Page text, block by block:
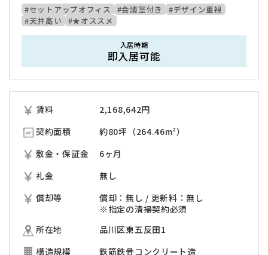
#セットアップオフィス #会議室付き
#デザイン重視
#天井高い
#★オススメ
入居時期
即入居可能
賃料 2,168,642円
契約面積
約80坪（264.46m²）
敷金・保証金
6ヶ月
礼金
無し
償却等
償却：無し / 更新料：無し
※指定の清掃契約必須
所在地
品川区東五反田1
構造規模
鉄筋鉄骨コンクリート造